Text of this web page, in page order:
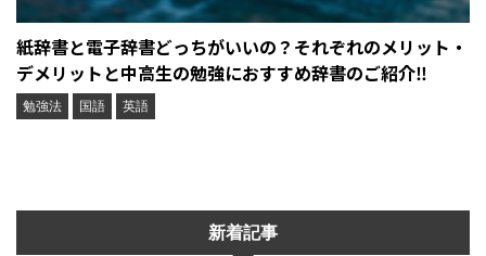
紙辞書と電子辞書どっちがいいの？それぞれのメリット・
デメリットと中高生の勉強におすすめ辞書のご紹介‼︎
勉強法 国語 英語
新着記事